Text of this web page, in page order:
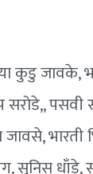
कुडु जावके,
पसवी
जावसे,
सुनिस धाँडे,